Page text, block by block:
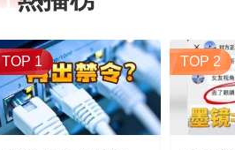
TOP 1 TOP 2